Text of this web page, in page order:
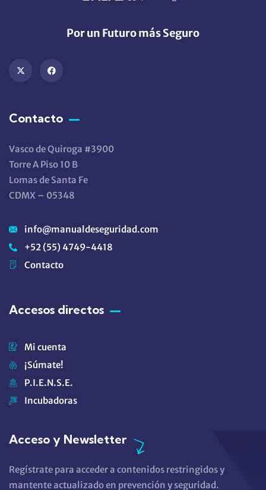
Por un Futuro más Seguro
Contacto
Vasco de Quiroga #3900
Torre A Piso 10 B
Lomas de Santa Fe
CDMX – 05348
info@manualdeseguridad.com
+52 (55) 4749-4418
Contacto
Accesos directos
Mi cuenta
¡Súmate!
P.I.E.N.S.E.
Incubadoras
Acceso y Newsletter
Regístrate para acceder a contenidos restringidos y
mantente actualizado en prevención y seguridad.